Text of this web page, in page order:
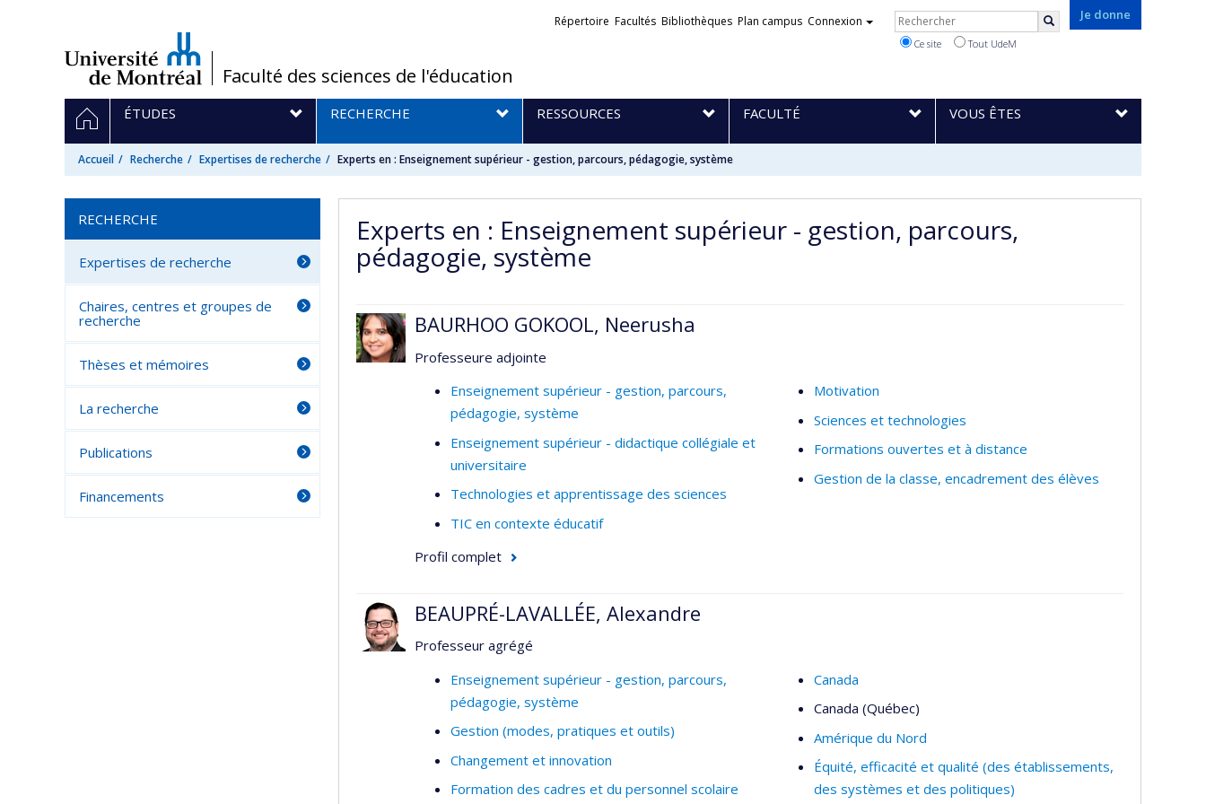
/Faculté des sciences de l'éducation
Je donne
Liens
Répertoire Facultés Bibliothèques Plan campus Connexion Rechercher
Ce site Tout UdeM
Navigation
principale
ACCUEIL
ÉTUDES RECHERCHE RESSOURCES FACULTÉ VOUS ÊTES
Accueil Recherche Expertises de recherche Experts en : Enseignement supérieur - gestion, parcours, pédagogie, système
Experts en : Enseignement supérieur - gestion, parcours,
pédagogie, système
BAURHOO GOKOOL, Neerusha
Professeure adjointe
Enseignement supérieur - gestion, parcours,
pédagogie, système
Enseignement supérieur - didactique collégiale et
universitaire
Technologies et apprentissage des sciences
TIC en contexte éducatif
Motivation
Sciences et technologies
Formations ouvertes et à distance
Gestion de la classe, encadrement des élèves
Profil complet
BEAUPRÉ-LAVALLÉE, Alexandre
Professeur agrégé
Enseignement supérieur - gestion, parcours,
pédagogie, système
Gestion (modes, pratiques et outils)
Changement et innovation
Formation des cadres et du personnel scolaire
Canada
Canada (Québec)
Amérique du Nord
Équité, efficacité et qualité (des établissements,
des systèmes et des politiques)
RECHERCHE
Expertises de recherche
Chaires, centres et groupes de
recherche
Thèses et mémoires
La recherche
Publications
Financements